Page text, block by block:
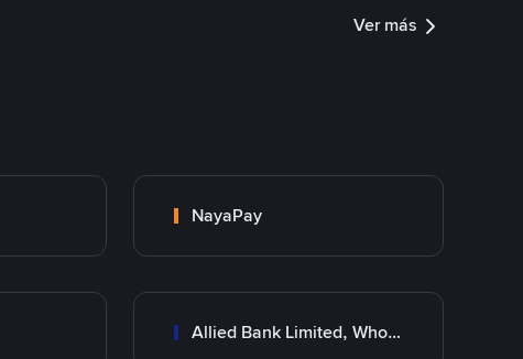
Ver más
NayaPay
Allied Bank Limited, Wholesale Branch